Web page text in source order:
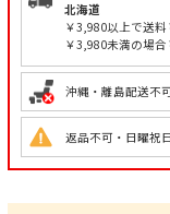
北海道
￥3,980以上で送料
￥3,980未満の場
沖縄・離島配送不
返品不可・日曜祝